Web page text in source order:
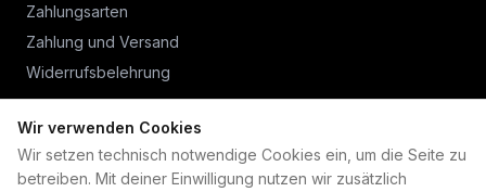
Wir verwenden Cookies
Wir setzen technisch notwendige Cookies ein, um die Seite zu
betreiben. Mit deiner Einwilligung nutzen wir zusätzlich
Zahlungsarten
Zahlung und Versand
Widerrufsbelehrung
PLAN B